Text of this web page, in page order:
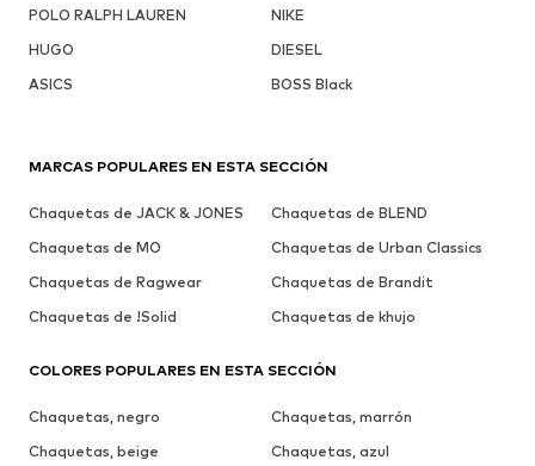
POLO RALPH LAUREN
NIKE
HUGO
DIESEL
ASICS
BOSS Black
MARCAS POPULARES EN ESTA SECCIÓN
Chaquetas de JACK & JONES
Chaquetas de BLEND
Chaquetas de MO
Chaquetas de Urban Classics
Chaquetas de Ragwear
Chaquetas de Brandit
Chaquetas de !Solid
Chaquetas de khujo
COLORES POPULARES EN ESTA SECCIÓN
Chaquetas, negro
Chaquetas, marrón
Chaquetas, beige
Chaquetas, azul